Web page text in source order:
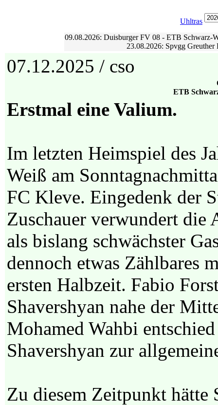
Uhltras
09.08.2026: Duisburger FV 08 - ETB Schwarz-
23.08.2026: Spvgg
07.12.2025 / cso
ETB
Erstmal eine Valium.
Im letzten Heimspiel des
Weiß am
FC Kleve. Eingedenk der
Zuschauer verwundert die
als bislang schwächster
dennoch etwas Zählbares
ersten Halbzeit. Fabio
Shavershyan nahe der
Mohamed Wahbi
Shavershyan zur
Zu diesem Zeitpunkt hätte